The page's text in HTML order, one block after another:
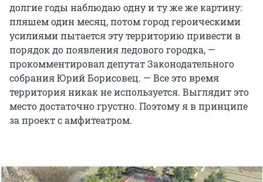
долгие годы наблюдаю одну и ту же же картину:
пляшем один месяц, потом город героическими
усилиями пытается эту территорию привести в
порядок до появления ледового городка, —
прокомментировал депутат Законодательного
собрания Юрий Борисовец. — Все это время
территория никак не используется. Выглядит это
место достаточно грустно. Поэтому я в принципе
за проект с амфитеатром.